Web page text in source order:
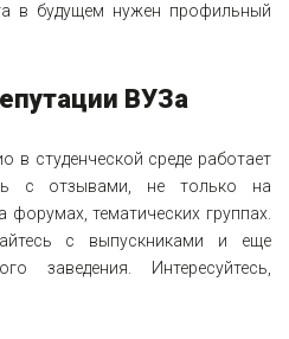
в будущем нужен профильный
ВУЗа
в студенческой среде работает
с отзывами, не только на
тематических группах.
с выпускниками и еще
заведения. Интересуйтесь,